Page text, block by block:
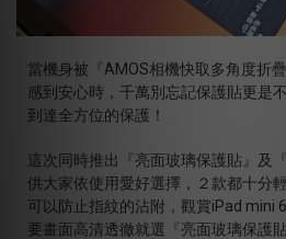
當機身被『AMOS相機快取多角度折
感到安心時，千萬別忘記保護貼更是
到達全方位的保護！
這次同時推出『亮面玻璃保護貼』及
供大家依使用愛好選擇，２款都十分
可以防止指紋的沾附，觀賞iPad mini
要畫面高清透徹就選『亮面玻璃保護